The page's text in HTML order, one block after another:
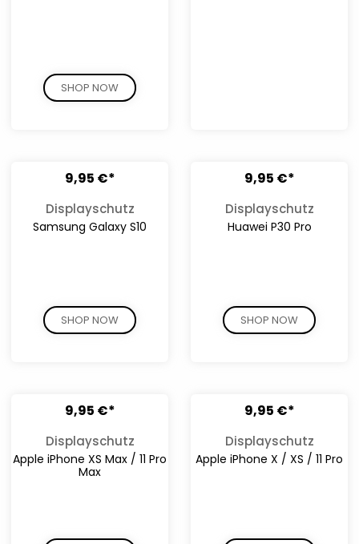
SHOP NOW
9,95 €*
Displayschutz
Samsung Galaxy S10
SHOP NOW
9,95 €*
Displayschutz
Huawei P30 Pro
SHOP NOW
9,95 €*
Displayschutz
Apple iPhone XS Max / 11 Pro
Max
9,95 €*
Displayschutz
Apple iPhone X / XS / 11 Pro